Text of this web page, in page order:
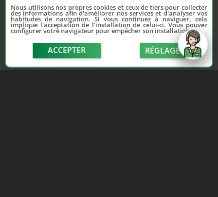
Nous utilisons nos propres cookies et ceux de tiers pour collecter
des informations afin d'améliorer nos services et d'analyser vos
habitudes de navigation. Si vous continuez à naviguer, cela
implique l'acceptation de l'installation de celui-ci. Vous pouvez
configurer votre navigateur pour empêcher son installation.
ACCEPTER RÉGLAGE